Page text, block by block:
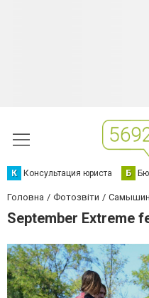
К Консультация юриста Б
Головна Фотозвіти
September Extreme